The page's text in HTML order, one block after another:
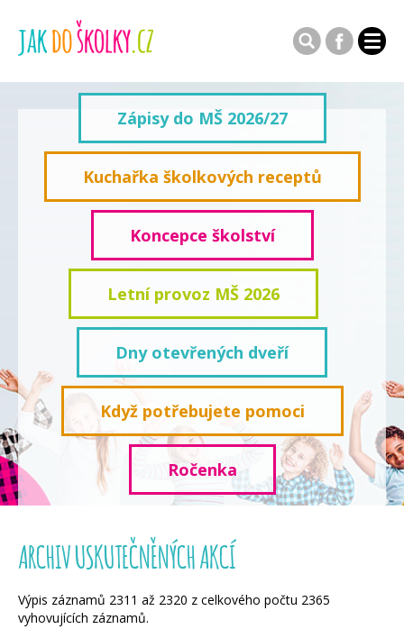
Zápisy do MŠ 2026/27
Kuchařka školkových receptů
Koncepce školství
Letní provoz MŠ 2026
Dny otevřených dveří
Když potřebujete pomoci
Ročenka
ARCHIV USKUTEČNĚNÝCH AKCÍ
Výpis záznamů 2311 až 2320 z celkového počtu 2365
vyhovujících záznamů.